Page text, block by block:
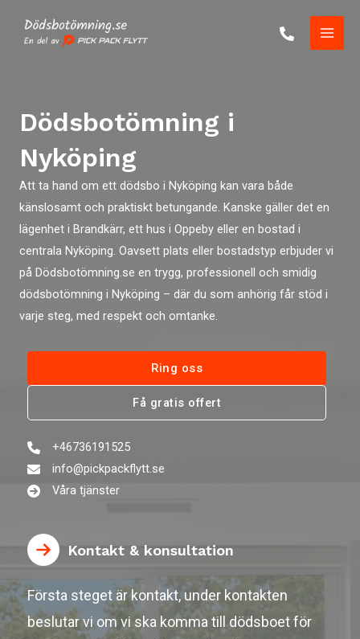
Main
Dödsbotömning i
Nyköping
Att ta hand om ett dödsbo i Nyköping kan vara både
känslosamt och praktiskt betungande. Kanske gäller det en
lägenhet i Brandkärr, ett hus i Oppeby eller en bostad i
centrala Nyköping. Oavsett plats eller bostadstyp erbjuder vi
på Dödsbotömning.se en trygg, professionell och smidig
dödsbotömning i Nyköping – där du som anhörig får stöd i
varje steg, med respekt och omtanke.
Ring oss
Få gratis offert
+46736191525
info@pickpackflytt.se
Våra tjänster
Kontakt & konsultation
Första steget är kontakt, under kontakten
beslutar vi om vi ska komma till dödsboet för